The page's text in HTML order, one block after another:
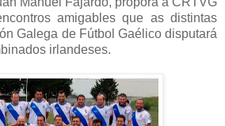
amigables que as distintas
Galega de Fútbol Gaélico disputará
irlandeses.